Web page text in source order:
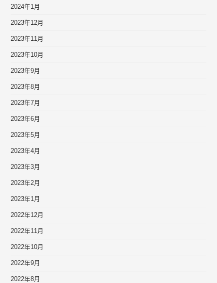
2024年1月
2023年12月
2023年11月
2023年10月
2023年9月
2023年8月
2023年7月
2023年6月
2023年5月
2023年4月
2023年3月
2023年2月
2023年1月
2022年12月
2022年11月
2022年10月
2022年9月
2022年8月